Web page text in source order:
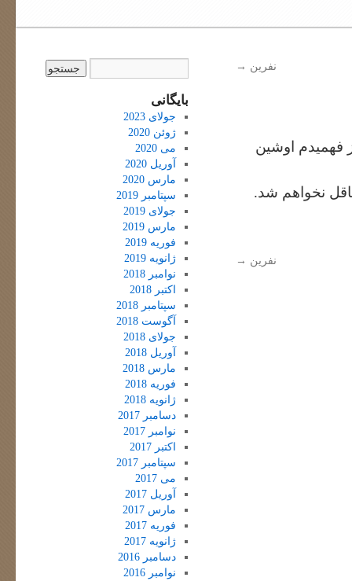
نفرین →
فهمیدم اوشین
نخواهم شد.
نفرین →
بایگانی
جولای 2023
ژوئن 2020
می 2020
آوریل 2020
مارس 2020
سپتامبر 2019
جولای 2019
مارس 2019
فوریه 2019
ژانویه 2019
نوامبر 2018
اکتبر 2018
سپتامبر 2018
آگوست 2018
جولای 2018
آوریل 2018
مارس 2018
فوریه 2018
ژانویه 2018
دسامبر 2017
نوامبر 2017
اکتبر 2017
سپتامبر 2017
می 2017
آوریل 2017
مارس 2017
فوریه 2017
ژانویه 2017
دسامبر 2016
نوامبر 2016